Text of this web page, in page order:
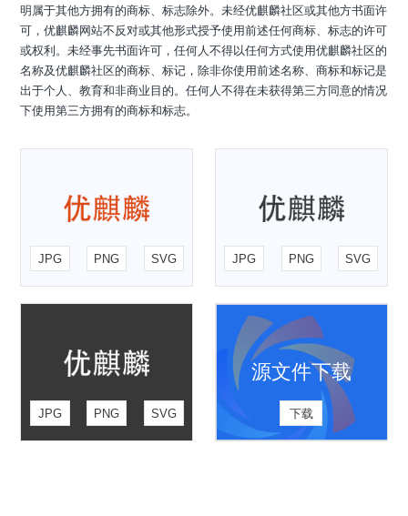
明属于其他方拥有的商标、标志除外。未经优麒麟社区或其他方书面许
可，优麒麟网站不反对或其他形式授予使用前述任何商标、标志的许可
或权利。未经事先书面许可，任何人不得以任何方式使用优麒麟社区的
名称及优麒麟社区的商标、标记，除非你使用前述名称、商标和标记是
出于个人、教育和非商业目的。任何人不得在未获得第三方同意的情况
下使用第三方拥有的商标和标志。
JPG PNG SVG JPG PNG SVG
JPG PNG SVG
源文件下载
下载